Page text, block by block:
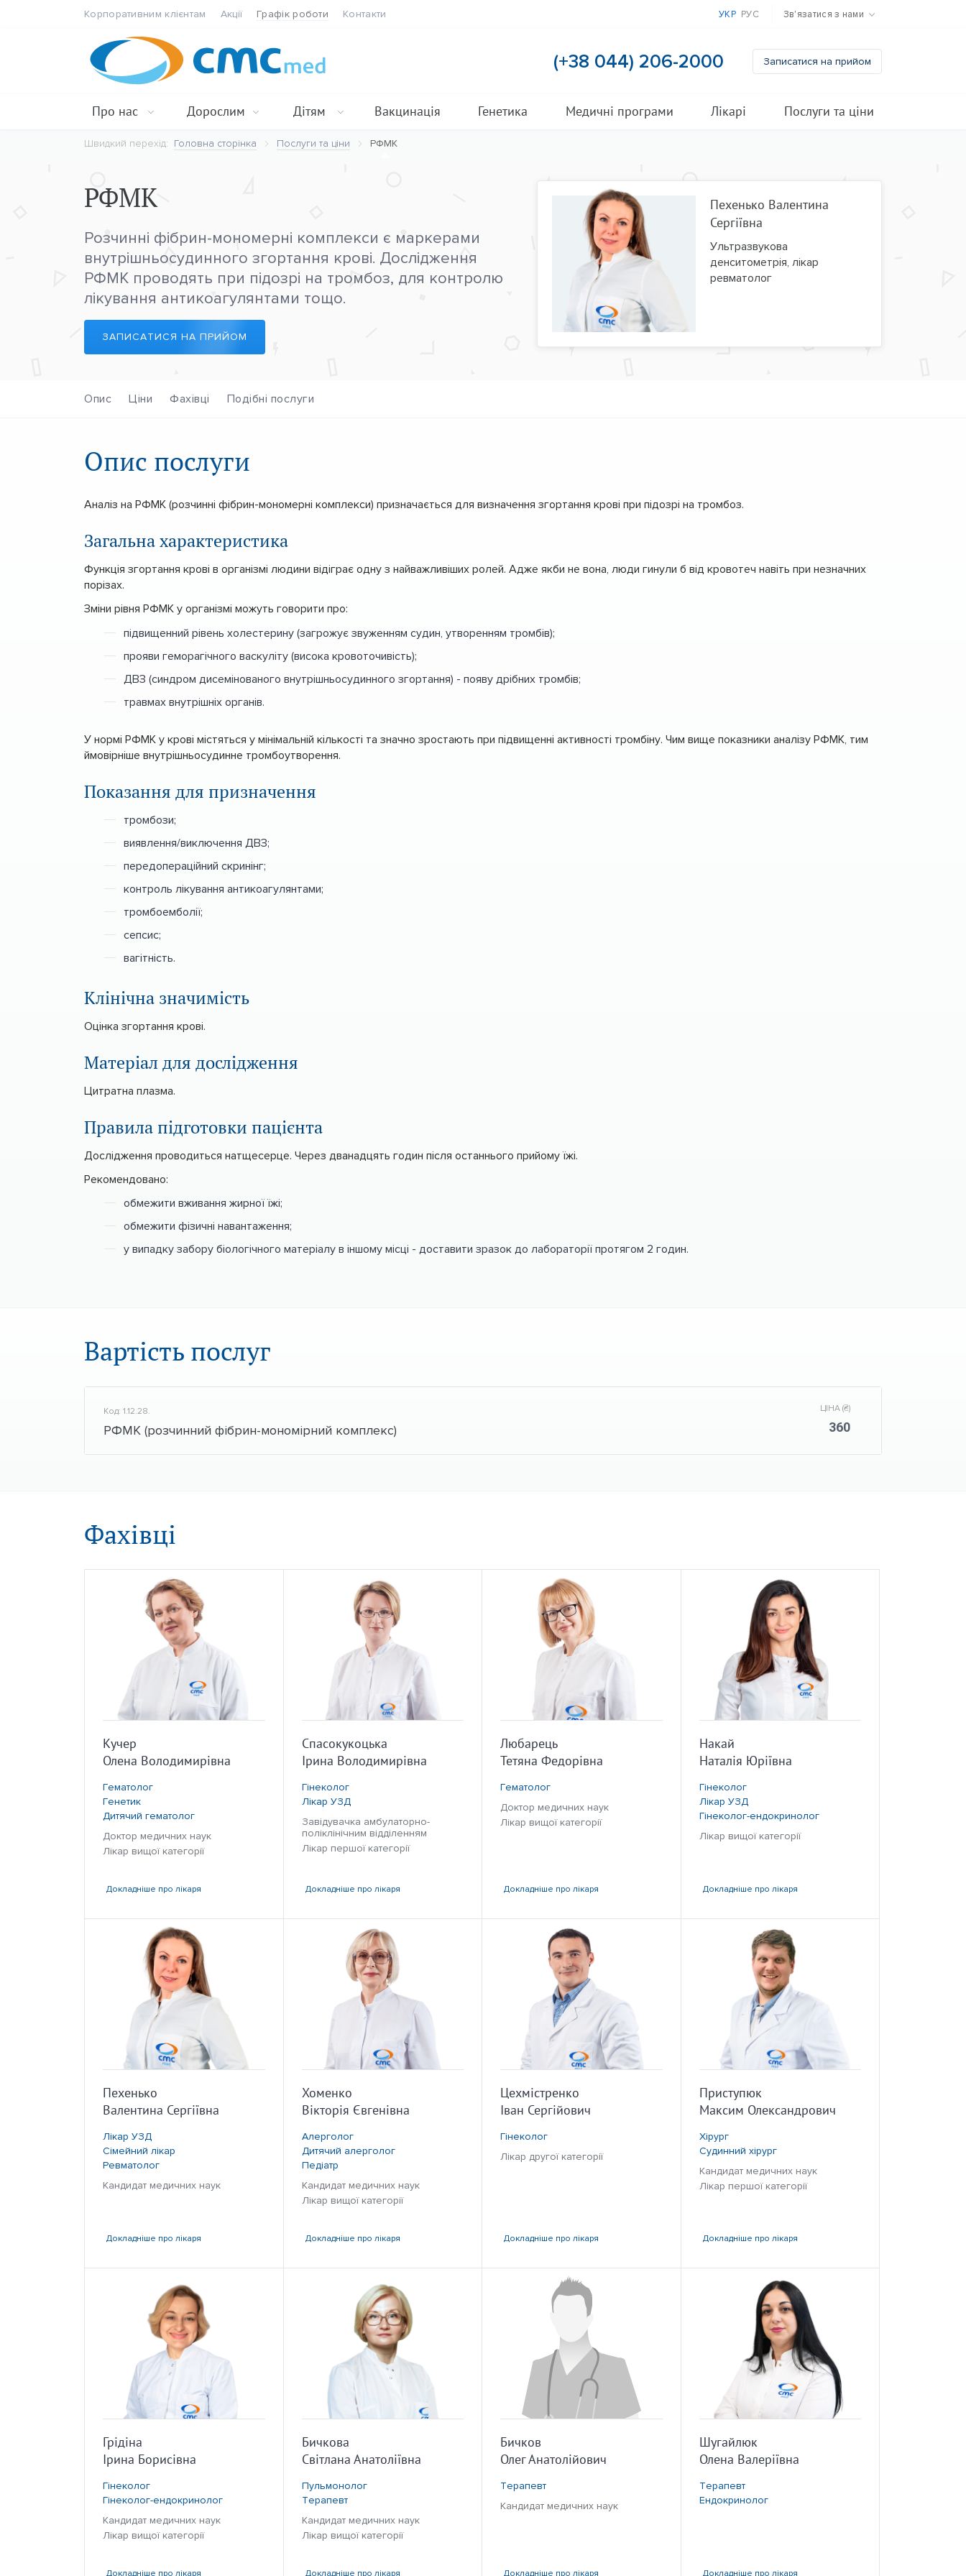
Корпоративним клієнтам Акції Графік роботи Контакти УКР РУС Зв'язатися з нами
(+38 044) 206-2000 Записатися на прийом
Про нас Дорослим Дітям Вакцинація Генетика Медичні програми Лікарі Послуги та ціни
Швидкий перехід: Головна сторінка Послуги та ціни РФМК
Пехенько Валентина
Сергіївна
Ультразвукова
денситометрія, лікар
ревматолог
РФМК
Розчинні фібрин-мономерні комплекси є маркерами
внутрішньосудинного згортання крові. Дослідження
РФМК проводять при підозрі на тромбоз, для контролю
лікування антикоагулянтами тощо.
ЗАПИСАТИСЯ НА ПРИЙОМ
Опис Ціни Фахівці Подібні послуги
Опис послуги
Аналіз на РФМК (розчинні фібрин-мономерні комплекси) призначається для визначення згортання крові при підозрі на тромбоз.
Загальна характеристика
Функція згортання крові в організмі людини відіграє одну з найважливіших ролей. Адже якби не вона, люди гинули б від кровотеч навіть при незначних
порізах.
Зміни рівня РФМК у організмі можуть говорити про:
підвищенний рівень холестерину (загрожує звуженням судин, утворенням тромбів);
прояви геморагічного васкуліту (висока кровоточивість);
ДВЗ (синдром дисемінованого внутрішньосудинного згортання) - появу дрібних тромбів;
травмах внутрішніх органів.
У нормі РФМК у крові містяться у мінімальній кількості та значно зростають при підвищенні активності тромбіну. Чим вище показники аналізу РФМК, тим
ймовірніше внутрішньосудинне тромбоутворення.
Показання для призначення
тромбози;
виявлення/виключення ДВЗ;
передопераційний скринінг;
контроль лікування антикоагулянтами;
тромбоемболії;
сепсис;
вагітність.
Клінічна значимість
Оцінка згортання крові.
Матеріал для дослідження
Цитратна плазма.
Правила підготовки пацієнта
Дослідження проводиться натщесерце. Через дванадцять годин після останнього прийому їжі.
Рекомендовано:
обмежити вживання жирної їжі;
обмежити фізичні навантаження;
у випадку забору біологічного матеріалу в іншому місці - доставити зразок до лабораторії протягом 2 годин.
Вартість послуг
Код: 1.12.28.
РФМК (розчинний фібрин-мономірний комплекс)
ЦІНА (₴)
360
Фахівці
Кучер
Олена Володимирівна
Гематолог
Генетик
Дитячий гематолог
Доктор медичних наук
Лікар вищої категорії
Докладніше про лікаря
Спасокукоцька
Ірина Володимирівна
Гінеколог
Лікар УЗД
Завідувачка амбулаторно-
поліклінічним відділенням
Лікар першої категорії
Докладніше про лікаря
Любарець
Тетяна Федорівна
Гематолог
Доктор медичних наук
Лікар вищої категорії
Докладніше про лікаря
Накай
Наталія Юріївна
Гінеколог
Лікар УЗД
Гінеколог-ендокринолог
Лікар вищої категорії
Докладніше про лікаря
Пехенько
Валентина Сергіївна
Лікар УЗД
Сімейний лікар
Ревматолог
Кандидат медичних наук
Докладніше про лікаря
Хоменко
Вікторія Євгенівна
Алерголог
Дитячий алерголог
Педіатр
Кандидат медичних наук
Лікар вищої категорії
Докладніше про лікаря
Цехмістренко
Іван Сергійович
Гінеколог
Лікар другої категорії
Докладніше про лікаря
Приступюк
Максим Олександрович
Хірург
Судинний хірург
Кандидат медичних наук
Лікар першої категорії
Докладніше про лікаря
Грідіна
Ірина Борисівна
Гінеколог
Гінеколог-ендокринолог
Кандидат медичних наук
Лікар вищої категорії
Докладніше про лікаря
Бичкова
Світлана Анатоліївна
Пульмонолог
Терапевт
Кандидат медичних наук
Лікар вищої категорії
Докладніше про лікаря
Бичков
Олег Анатолійович
Терапевт
Кандидат медичних наук
Докладніше про лікаря
Шугайлюк
Олена Валеріївна
Терапевт
Ендокринолог
Докладніше про лікаря